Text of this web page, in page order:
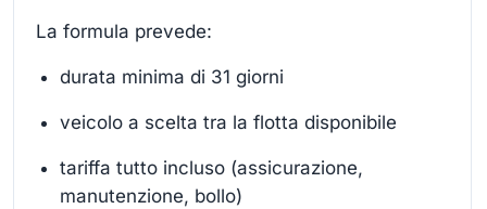
La formula prevede:
durata minima di 31 giorni
veicolo a scelta tra la flotta disponibile
tariffa tutto incluso (assicurazione,
manutenzione, bollo)